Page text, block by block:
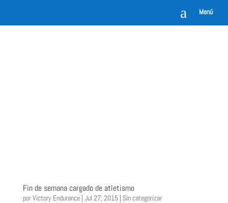
a Menú
Fin de semana cargado de atletismo
porVictory Endurance| Jul 27, 2015| Sin categorizar